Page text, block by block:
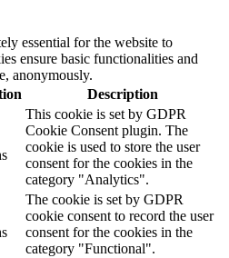
essential for the website to
ensure basic functionalities and
anonymously.
Description
This cookie is set by GDPR
Cookie Consent plugin. The
cookie is used to store the user
consent for the cookies in the
category "Analytics".
The cookie is set by GDPR
cookie consent to record the user
consent for the cookies in the
category "Functional".